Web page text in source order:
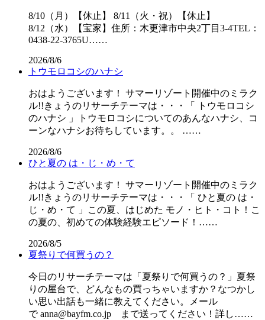
8/10（月）【休止】 8/11（火・祝）【休止】
8/12（水）【宝家】住所：木更津市中央2丁目3-4TEL：
0438-22-3765U……
2026/8/6
トウモロコシのハナシ
おはようございます！ サマーリゾート開催中のミラク
ル!!きょうのリサーチテーマは・・・「 トウモロコシ
のハナシ 」トウモロコシについてのあんなハナシ、コ
ーンなハナシお待ちしています。。 ……
2026/8/6
ひと夏の は・じ・め・て
おはようございます！ サマーリゾート開催中のミラク
ル!!きょうのリサーチテーマは・・・「 ひと夏の は・
じ・め・て 」この夏、はじめた モノ・ヒト・コト！こ
の夏の、初めての体験経験エピソード！……
2026/8/5
夏祭りで何買うの？
今日のリサーチテーマは「夏祭りで何買うの？」夏祭
りの屋台で、どんなもの買っちゃいますか？なつかし
い思い出話も一緒に教えてください。メール
で anna@bayfm.co.jp まで送ってください！詳し……